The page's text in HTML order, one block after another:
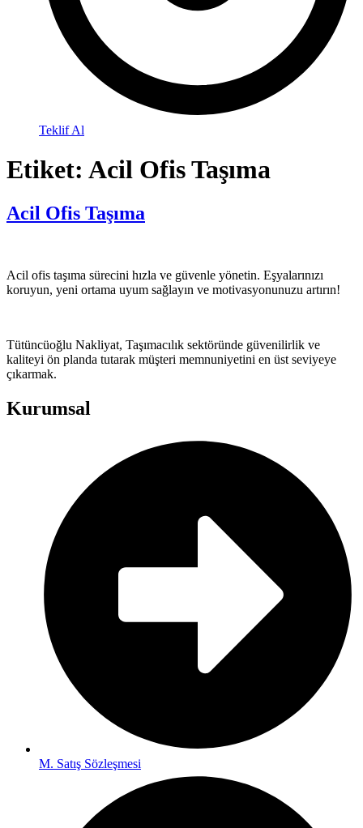
Teklif Al
Etiket: Acil Ofis Taşıma
Acil Ofis Taşıma
Acil ofis taşıma sürecini hızla ve güvenle yönetin. Eşyalarınızı
koruyun, yeni ortama uyum sağlayın ve motivasyonunuzu artırın!
Tütüncüoğlu Nakliyat, Taşımacılık sektöründe güvenilirlik ve
kaliteyi ön planda tutarak müşteri memnuniyetini en üst seviyeye
çıkarmak.
Kurumsal
M. Satış Sözleşmesi